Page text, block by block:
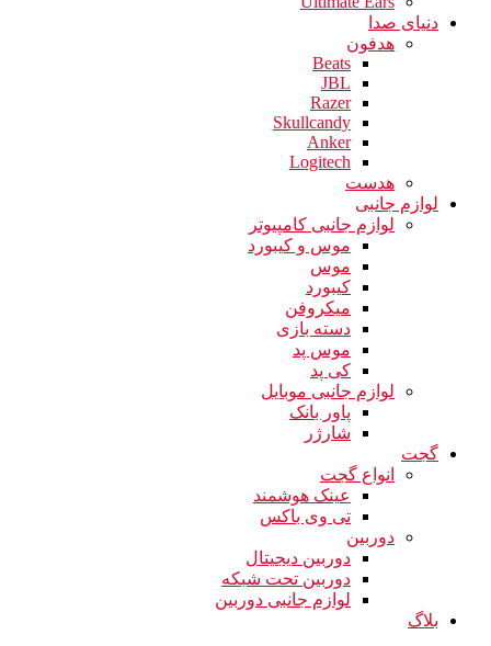
دنیای صدا
هدفون
Beats
JBL
Razer
Skullcandy
Anker
Logitech
هدست
لوازم جانبی
لوازم جانبی کامپیوتر
موس و کیبورد
موس
کیبورد
میکروفن
دسته بازی
موس پد
کی پد
لوازم جانبی موبایل
پاور بانک
شارژر
گجت
انواع گجت
عینک هوشمند
تی وی باکس
دوربین
دوربین دیجیتال
دوربین تحت شبکه
لوازم جانبی دوربین
بلاگ